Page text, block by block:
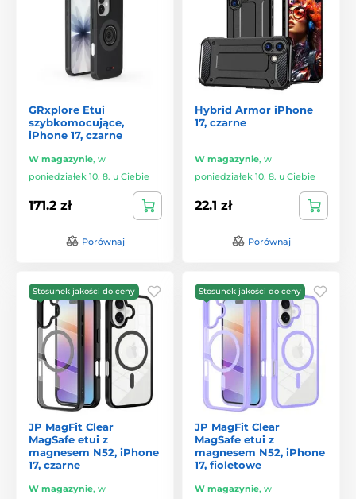
GRxplore Etui
szybkomocujące,
iPhone 17, czarne
W magazynie, w
poniedziałek 10. 8. u Ciebie
171.2 zł
Porównaj
Hybrid Armor iPhone
17, czarne
W magazynie, w
poniedziałek 10. 8. u Ciebie
22.1 zł
Porównaj
Stosunek jakości do ceny
JP MagFit Clear
MagSafe etui z
magnesem N52, iPhone
17, czarne
W magazynie, w
Stosunek jakości do ceny
JP MagFit Clear
MagSafe etui z
magnesem N52, iPhone
17, fioletowe
W magazynie, w